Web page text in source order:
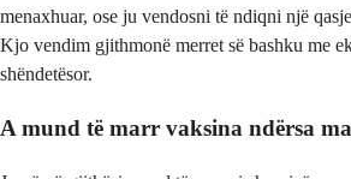
menaxhuar, ose ju vendosni të ndiqni një
Kjo vendim gjithmonë merret së bashku me
shëndetësor.
A mund të marr vaksina ndërsa